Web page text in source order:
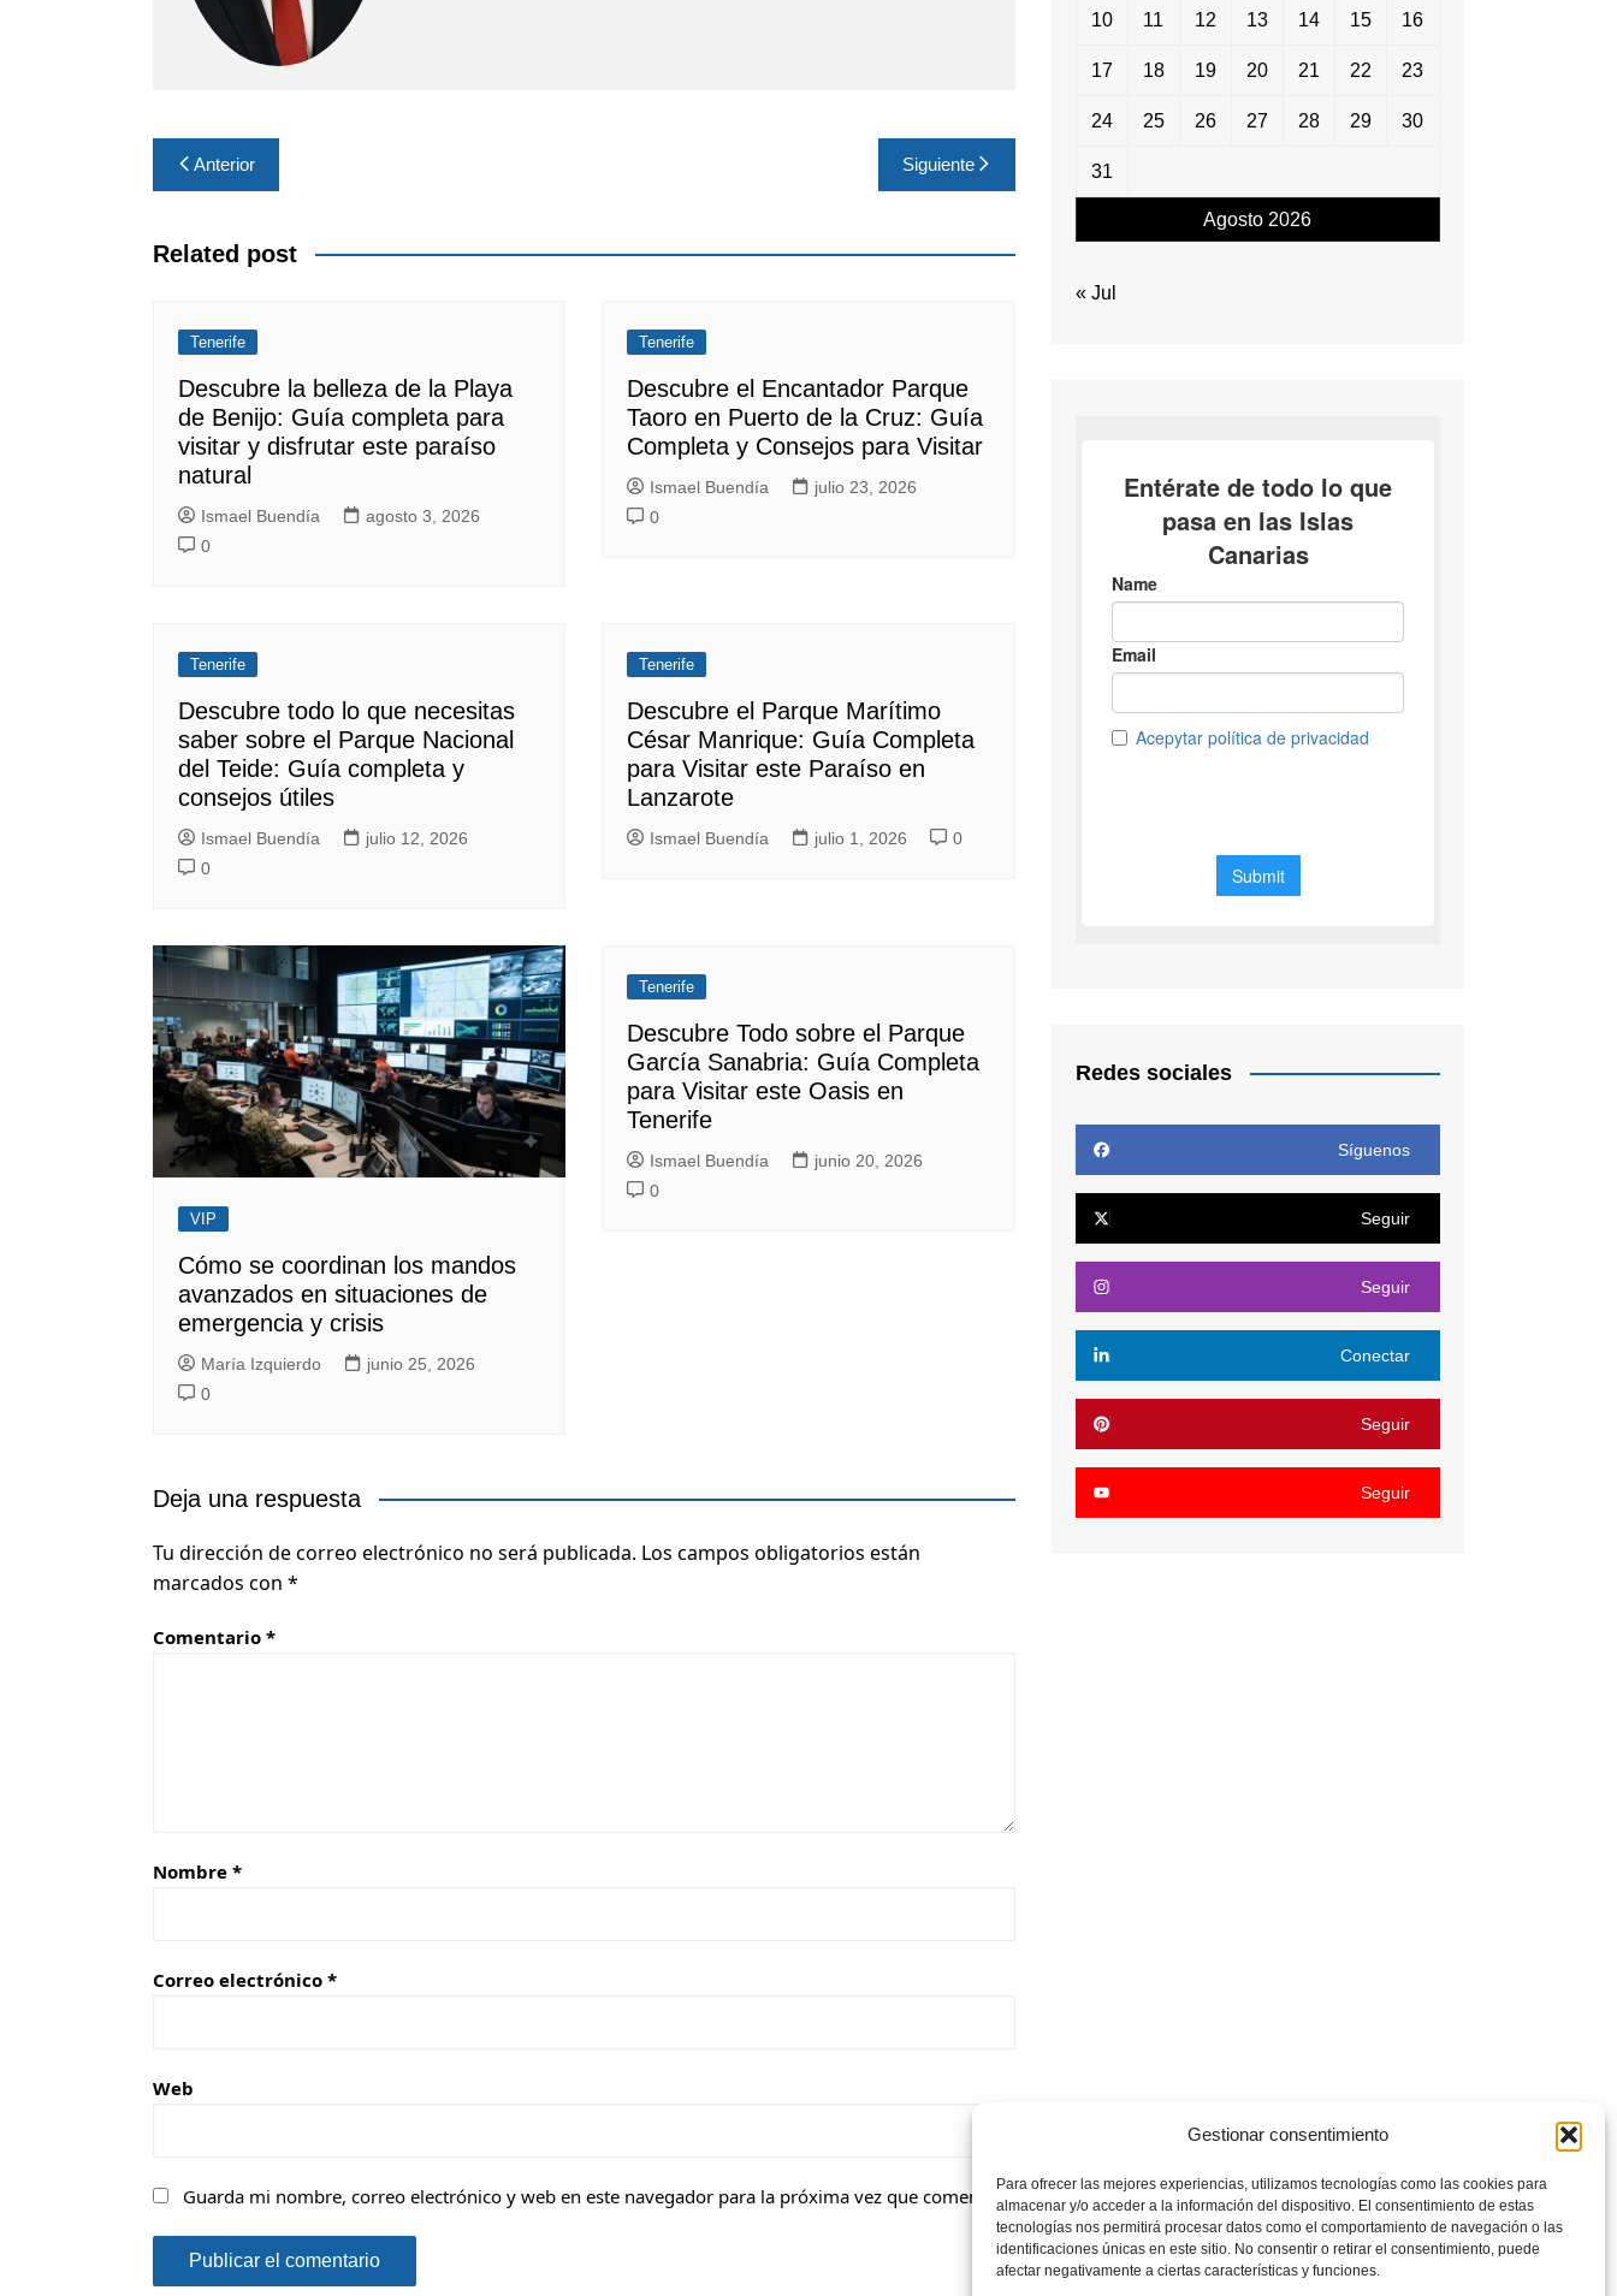
Gestionar consentimiento
Para ofrecer las mejores experiencias, utilizamos tecnologías como las cookies para
almacenar y/o acceder a la información del dispositivo. El consentimiento de estas
tecnologías nos permitirá procesar datos como el comportamiento de navegación o las
identificaciones únicas en este sitio. No consentir o retirar el consentimiento, puede
afectar negativamente a ciertas características y funciones.
Navegación
de
entradas
Anterior Siguiente
Related post
Tenerife
Descubre la belleza de la Playa
de Benijo: Guía completa para
visitar y disfrutar este paraíso
natural
Ismael Buendía
agosto 3, 2026
0
Tenerife
Descubre el Encantador Parque
Taoro en Puerto de la Cruz: Guía
Completa y Consejos para Visitar
Ismael Buendía
julio 23, 2026
0
Tenerife
Descubre todo lo que necesitas
saber sobre el Parque Nacional
del Teide: Guía completa y
consejos útiles
Ismael Buendía
julio 12, 2026
0
Tenerife
Descubre el Parque Marítimo
César Manrique: Guía Completa
para Visitar este Paraíso en
Lanzarote
Ismael Buendía julio 1, 2026 0
VIP
Cómo se coordinan los mandos
avanzados en situaciones de
emergencia y crisis
María Izquierdo
junio 25, 2026
0
Tenerife
Descubre Todo sobre el Parque
García Sanabria: Guía Completa
para Visitar este Oasis en
Tenerife
Ismael Buendía
junio 20, 2026
0
Deja una respuesta
Tu dirección de correo electrónico no será publicada. Los campos obligatorios están
marcados con *
Comentario *
Nombre *
Correo electrónico *
Web
Guarda mi nombre, correo electrónico y web en este navegador para la próxima vez que comente.
Agosto 2026
10 11 12 13 14 15 16
17 18 19 20 21 22 23
24 25 26 27 28 29 30
31
« Jul
Redes sociales
Síguenos
Seguir
Seguir
Conectar
Seguir
Seguir